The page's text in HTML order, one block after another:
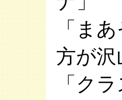
「ま
方が
「ク